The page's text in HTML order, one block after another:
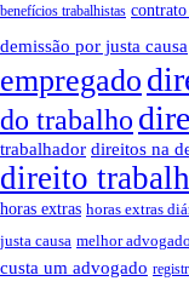
benefícios trabalhistas
demissão por justa causa
empregado
do trabalho
trabalhador direitos na
direito
horas extras horas extras
justa causa melhor advogado
custa um advogado